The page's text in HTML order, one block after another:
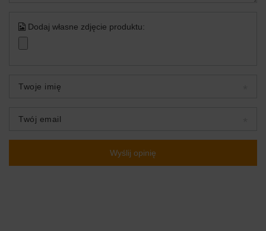
Dodaj własne zdjęcie produktu:
Twoje imię
Twój email
Wyślij opinię